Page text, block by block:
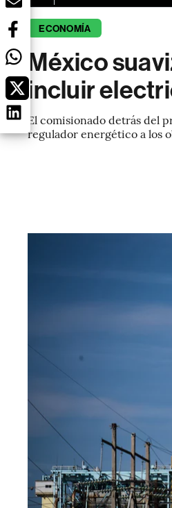
ECONOMÍA
México
incluir
El comisionado detrás del
regulador energético a los